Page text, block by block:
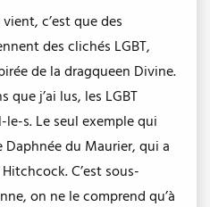
c’est que des
des clichés LGBT,
de la dragqueen Divine.
que j’ai lus, les LGBT
s. Le seul exemple qui
Daphnée du Maurier, qui a
C’est sous-
on ne le comprend qu’à